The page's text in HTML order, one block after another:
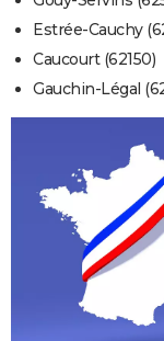
Estrée-Cauchy
Caucourt (62150)
Gauchin-Légal